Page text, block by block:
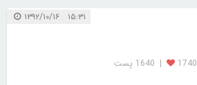
۱۵:۳۱ ۱۳۹۲/۱۰/۱۶
1740
| 1640 پست